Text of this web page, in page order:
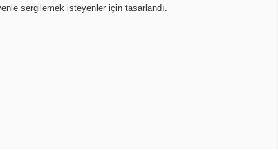
sergilemek isteyenler için tasarlandı.